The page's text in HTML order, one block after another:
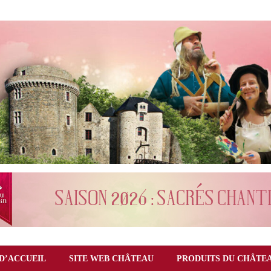
SITE WEB CHÂTEAU PRODUITS DU